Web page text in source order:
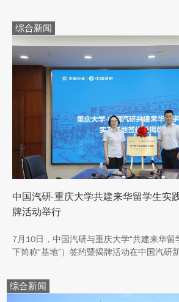
综合新闻
中国汽研-重庆大学共建来华留学生实
牌活动举行
7月10日，中国汽研与重庆大学“共建来华
下简称“基地”）签约暨揭牌活动在中国汽研
与交流处处长兼留学生事务管理中心主任阳
职能负责人、教师代表及来华留学生代表共
综合新闻